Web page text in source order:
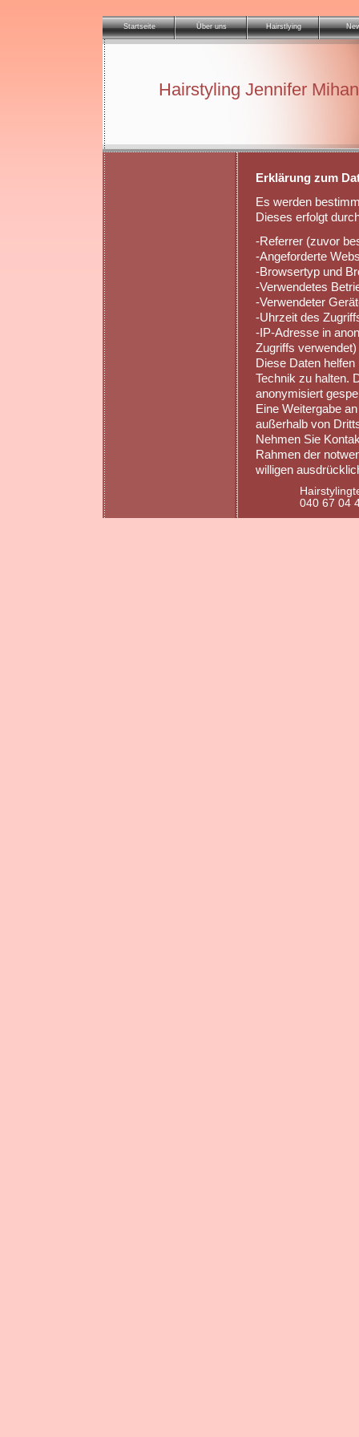
Startseite Über uns Hairstlying
Hairstyling Jennifer
Erklärung zum
Es werden
Dieses erfolgt
-Referrer (zuvor
-Angeforderte
-Browsertyp und
-Verwendetes
-Verwendeter
-Uhrzeit des
-IP-Adresse in
Zugriffs verwendet)
Diese Daten
Technik zu halten.
anonymisiert
Eine Weitergabe
außerhalb von
Nehmen Sie
Rahmen der
willigen
040 67 04